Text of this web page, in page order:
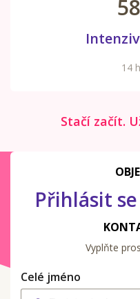
14
Stačí začít.
Přihlásit
Vyplňte
Celé jméno